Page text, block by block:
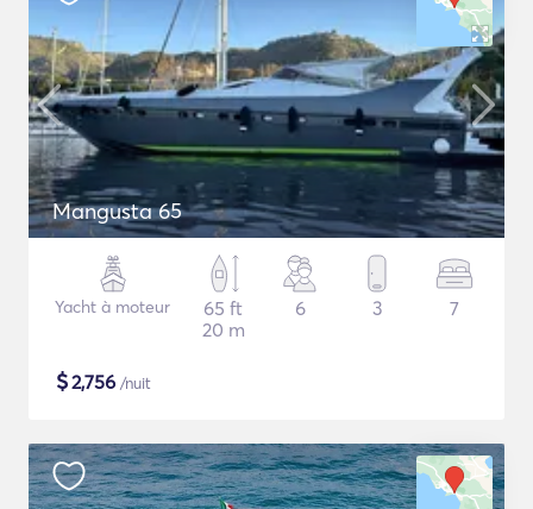
Mangusta 65
Yacht à moteur
65 ft
20 m
6 3 7
$2,756 /nuit